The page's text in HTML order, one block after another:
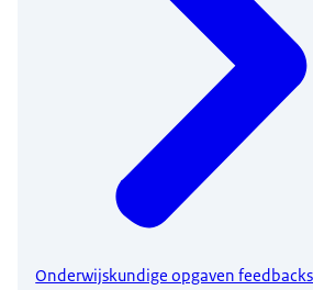
Onderwijskundige opgaven